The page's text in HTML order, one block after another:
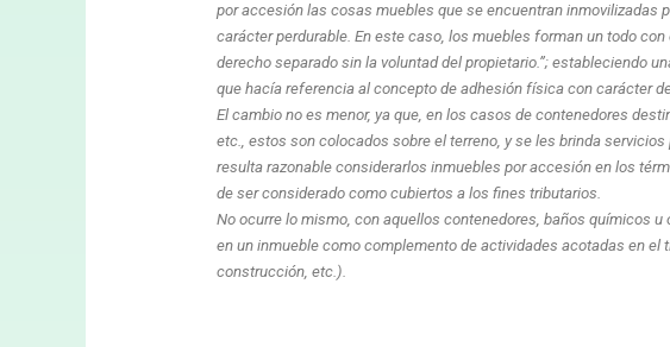
por accesión las cosas muebles que se encuentran inmovilizadas
carácter perdurable. En este caso, los muebles forman un todo
derecho separado sin la voluntad del propietario.”; estableciendo
que hacía referencia al concepto de adhesión física con carácter
El cambio no es menor, ya que, en los casos de contenedores
etc., estos son colocados sobre el terreno, y se les brinda
resulta razonable considerarlos inmuebles por accesión en los
de ser considerado como cubiertos a los fines tributarios.
No ocurre lo mismo, con aquellos contenedores, baños químicos
en un inmueble como complemento de actividades acotadas en el
construcción, etc.).